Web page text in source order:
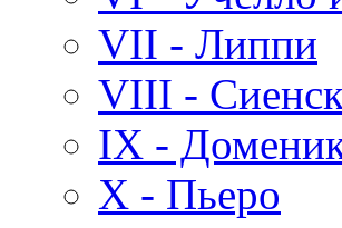
VII - Липпи
VIII -
IX -
X - Пьеро